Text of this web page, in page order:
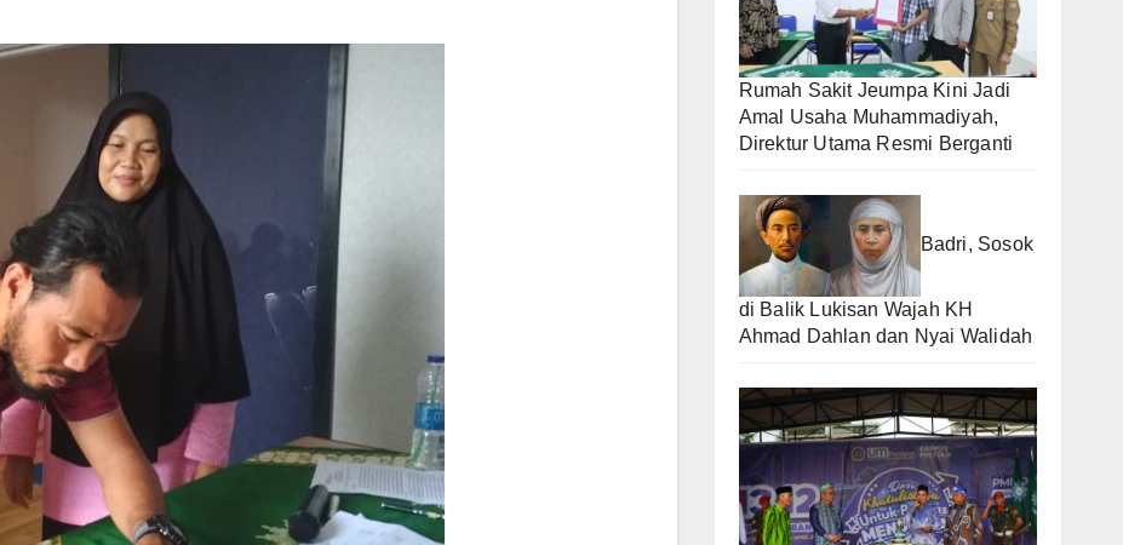
Rumah Sakit Jeumpa Kini Jadi
Amal Usaha Muhammadiyah,
Direktur Utama Resmi Berganti
Badri, Sosok
di Balik Lukisan Wajah KH
Ahmad Dahlan dan Nyai Walidah